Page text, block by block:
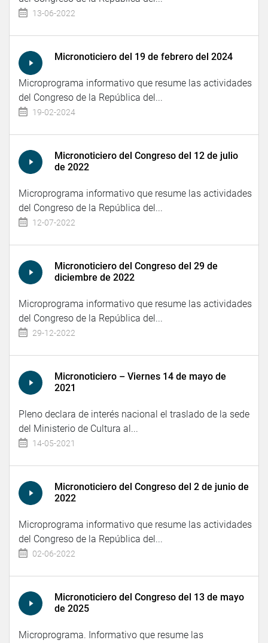
13-06-2022
Micronoticiero del 19 de febrero del 2024
Microprograma informativo que resume las actividades
del Congreso de la República del...
19-02-2024
Micronoticiero del Congreso del 12 de julio
de 2022
Microprograma informativo que resume las actividades
del Congreso de la República del...
12-07-2022
Micronoticiero del Congreso del 29 de
diciembre de 2022
Microprograma informativo que resume las actividades
del Congreso de la República del...
29-12-2022
Micronoticiero – Viernes 14 de mayo de
2021
Pleno declara de interés nacional el traslado de la sede
del Ministerio de Cultura al...
14-05-2021
Micronoticiero del Congreso del 2 de junio de
2022
Microprograma informativo que resume las actividades
del Congreso de la República del...
02-06-2022
Micronoticiero del Congreso del 13 de mayo
de 2025
Microprograma. Informativo que resume las